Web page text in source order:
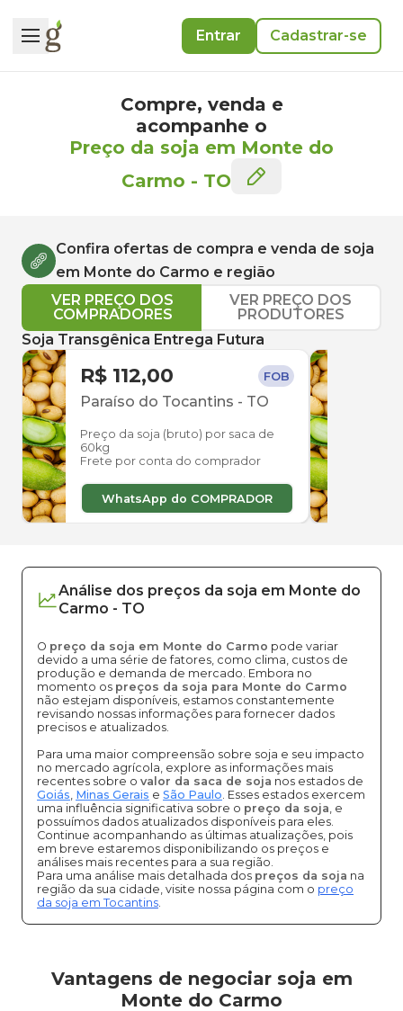
Entrar Cadastrar-se
Compre, venda e
acompanhe o
Preço da soja em Monte do
Carmo - TO
Confira ofertas de compra e venda de soja
em Monte do Carmo e região
VER PREÇO DOS
COMPRADORES
VER PREÇO DOS
PRODUTORES
Soja Transgênica Entrega Futura
R$ 112,00 FOB
Paraíso do Tocantins - TO
Preço da soja (bruto) por saca de
60kg
Frete por conta do comprador
WhatsApp do COMPRADOR
Análise dos preços da soja em Monte do
Carmo - TO
O preço da soja em Monte do Carmo pode variar
devido a uma série de fatores, como clima, custos de
produção e demanda de mercado. Embora no
momento os preços da soja para Monte do Carmo
não estejam disponíveis, estamos constantemente
revisando nossas informações para fornecer dados
precisos e atualizados.
Para uma maior compreensão sobre soja e seu impacto
no mercado agrícola, explore as informações mais
recentes sobre o valor da saca de soja nos estados de
Goiás, Minas Gerais e São Paulo. Esses estados exercem
uma influência significativa sobre o preço da soja, e
possuímos dados atualizados disponíveis para eles.
Continue acompanhando as últimas atualizações, pois
em breve estaremos disponibilizando os preços e
análises mais recentes para a sua região.
Para uma análise mais detalhada dos preços da soja na
região da sua cidade, visite nossa página com o preço
da soja em Tocantins.
Vantagens de negociar soja em
Monte do Carmo